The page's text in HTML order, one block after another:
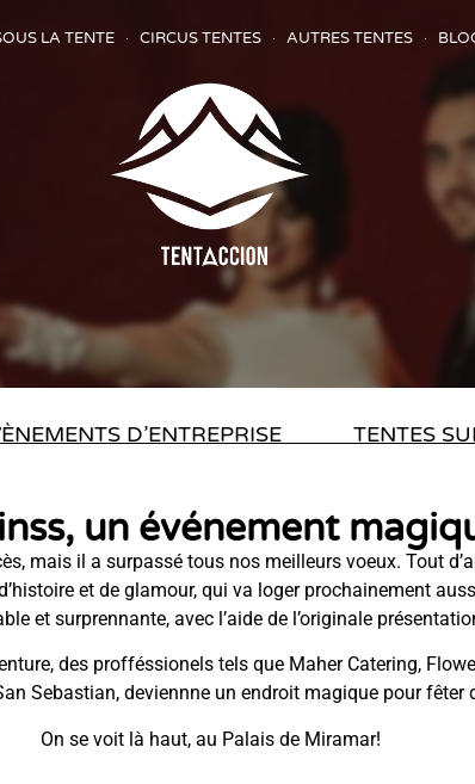
LA TENTE CIRCUS TENTES AUTRES TENTES
D’ENTREPRISE TENTES
un événement
mais il a surpassé tous nos meilleurs voeux. Tout
et de glamour, qui va loger prochainement
et surprennante, avec l’aide de l’originale
des profféssionels tels que Maher Catering,
Sebastian, deviennne un endroit magique pour fêter
On se voit là haut, au Palais de Miramar!